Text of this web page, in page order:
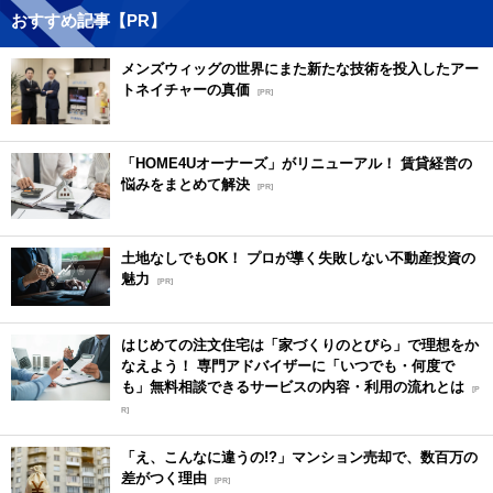
おすすめ記事【PR】
メンズウィッグの世界にまた新たな技術を投入したアー
トネイチャーの真価 [PR]
「HOME4Uオーナーズ」がリニューアル！ 賃貸経営の
悩みをまとめて解決 [PR]
土地なしでもOK！ プロが導く失敗しない不動産投資の
魅力
[PR]
はじめての注文住宅は「家づくりのとびら」で理想をか
なえよう！ 専門アドバイザーに「いつでも・何度で
も」無料相談できるサービスの内容・利用の流れとは [P
R]
「え、こんなに違うの!?」マンション売却で、数百万の
差がつく理由 [PR]